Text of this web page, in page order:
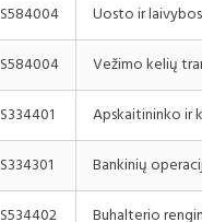
S584004 Uosto ir
S584004 Vežimo kelių
S334401 Apskaitininko ir
S334301 Bankinių
S534402 Buhalterio